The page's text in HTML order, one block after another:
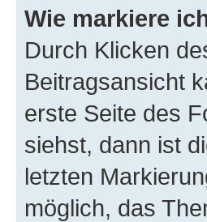
Wie markiere
Durch Klicken
Beitragsansicht
erste Seite des
siehst, dann ist
letzten
möglich, das